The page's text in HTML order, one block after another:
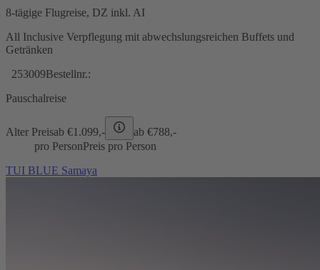
8-tägige Flugreise, DZ inkl. AI
All Inclusive Verpflegung mit abwechslungsreichen Buffets und
Getränken
253009Bestellnr.:
Pauschalreise
Alter Preisab €1.099,- ab €788,-
pro PersonPreis pro Person
TUI BLUE Samaya